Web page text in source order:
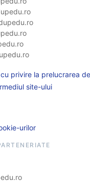
privire la prelucrarea
site-ului
urilor